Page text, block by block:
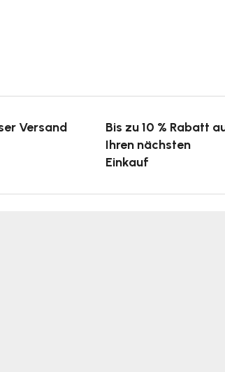
Versand
Bis zu 10 % Rabatt
Ihren nächsten
Einkauf